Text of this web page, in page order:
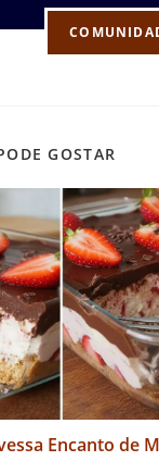
GOSTAR
Encanto de